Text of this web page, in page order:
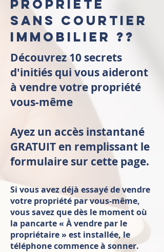
propriété
sans courtier
immobilier ??
Découvrez 10 secrets
d'initiés qui vous aideront
à vendre votre propriété
vous-même
Ayez un accès instantané
GRATUIT en remplissant le
formulaire sur cette page.
Si vous avez déjà essayé de vendre
votre propriété par vous-même,
vous savez que dès le moment où
la pancarte « À vendre par le
propriétaire » est installée, le
téléphone commence à sonner.